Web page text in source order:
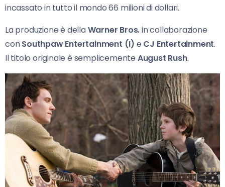
incassato in tutto il mondo 66 milioni di dollari.
La produzione è dellaWarner Bros.in collaborazione
conSouthpaw Entertainment (I) e CJ Entertainment.
Il titolo originale è semplicemente August Rush.